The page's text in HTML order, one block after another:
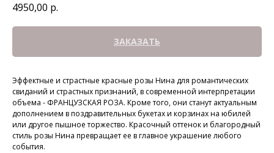
4950,00 р.
ЗАКАЗАТЬ
Эффектные и страстные красные розы Нина для романтических
свиданий и страстных признаний, в современной интерпретации
объема - ФРАНЦУЗСКАЯ РОЗА. Кроме того, они станут актуальным
дополнением в поздравительных букетах и корзинах на юбилей
или другое пышное торжество. Красочный оттенок и благородный
стиль розы Нина превращает ее в главное украшение любого
события.⠀